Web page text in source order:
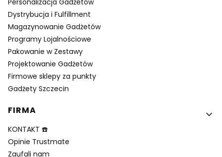
Personalizacja Gadżetów
Dystrybucja i Fulfillment
Magazynowanie Gadżetów
Programy Lojalnościowe
Pakowanie w Zestawy
Projektowanie Gadżetów
Firmowe sklepy za punkty
Gadżety Szczecin
FIRMA
KONTAKT ☎️
Opinie Trustmate
Zaufali nam